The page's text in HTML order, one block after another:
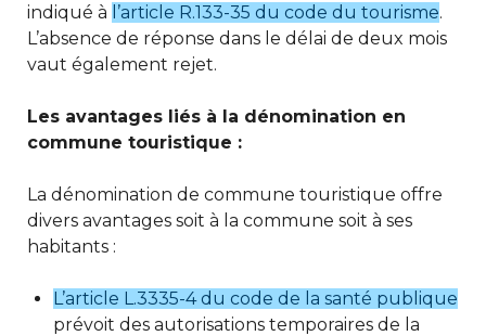
indiqué à l’article R.133-35 du code du tourisme.
L’absence de réponse dans le délai de deux mois
vaut également rejet.
Les avantages liés à la dénomination en
commune touristique :
La dénomination de commune touristique offre
divers avantages soit à la commune soit à ses
habitants :
L’article L.3335-4 du code de la santé publique
prévoit des autorisations temporaires de la